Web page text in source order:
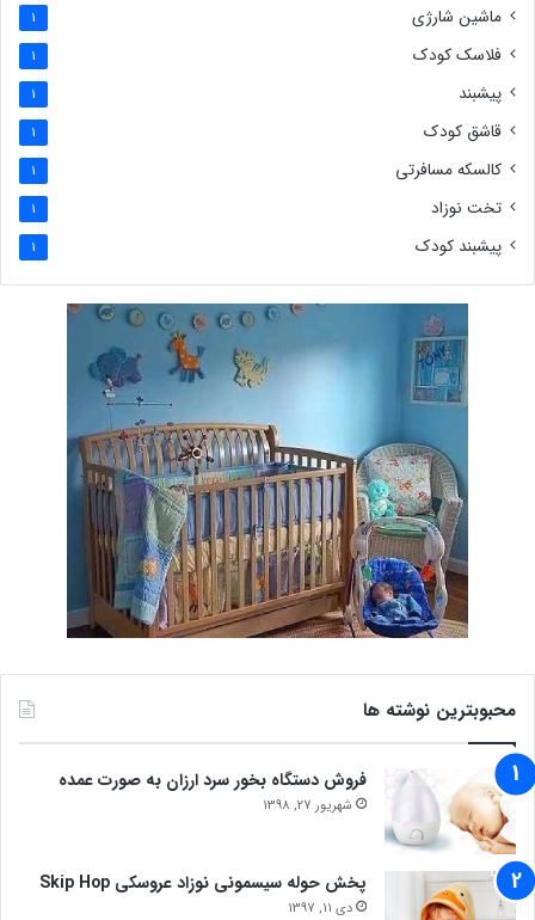
ماشین شارژی 1
فلاسک کودک 1
پیشبند 1
قاشق کودک 1
کالسکه مسافرتی 1
تخت نوزاد 1
پیشبند کودک 1
محبوبترین نوشته ها
فروش دستگاه بخور سرد ارزان به صورت عمده
شهریور 27, 1398
پخش حوله سیسمونی نوزاد عروسکی Skip Hop
دی 11, 1397